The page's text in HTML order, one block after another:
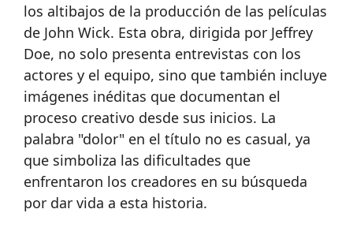
los altibajos de la producción de las películas
de John Wick. Esta obra, dirigida por Jeffrey
Doe, no solo presenta entrevistas con los
actores y el equipo, sino que también incluye
imágenes inéditas que documentan el
proceso creativo desde sus inicios. La
palabra "dolor" en el título no es casual, ya
que simboliza las dificultades que
enfrentaron los creadores en su búsqueda
por dar vida a esta historia.